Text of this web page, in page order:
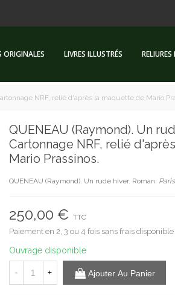
ORIGINALES LIVRES ILLUSTRÉS RELIURES
NRF, relié d'après la maquette de Mario
QUENEAU (Raymond). Un
Cartonnage NRF, relié
Mario Prassinos.
QUENEAU (Raymond). Un rude hiver. Roman.
250,00 € TTC
Paiement en 2, 3 ou 4 fois sans frais
Ouvrage disponible
- + Ajouter Au Panier